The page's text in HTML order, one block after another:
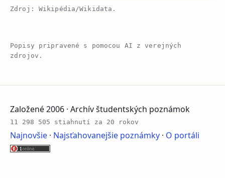
Zdroj: Wikipédia/Wikidata.
Popisy pripravené s pomocou AI z verejných
zdrojov.
Založené 2006 · Archív študentských poznámok
11 298 505 stiahnutí za 20 rokov
Najnovšie · Najsťahovanejšie poznámky · O portáli